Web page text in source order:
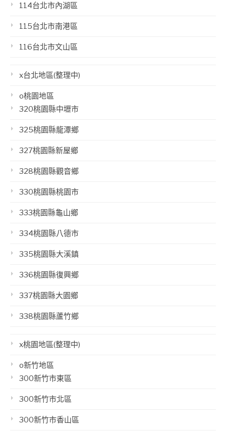
114台北市內湖區
115台北市南港區
116台北市文山區
x台北地區(整理中)
o桃園地區
320桃園縣中壢市
325桃園縣龍潭鄉
327桃園縣新屋鄉
328桃園縣觀音鄉
330桃園縣桃園市
333桃園縣龜山鄉
334桃園縣八德市
335桃園縣大溪鎮
336桃園縣復興鄉
337桃園縣大園鄉
338桃園縣蘆竹鄉
x桃園地區(整理中)
o新竹地區
300新竹市東區
300新竹市北區
300新竹市香山區